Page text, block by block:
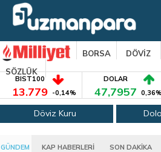
BORSA DÖVİZ
SÖZLÜK
BIST100
13.779 -0,14%
DOLAR
47,7957 0,36%
Döviz Kuru
GÜNDEM KAP HABERLERİ SON DAKİKA